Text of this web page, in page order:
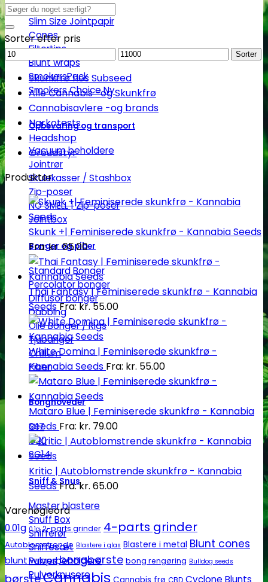
King Size Jointpapir
Slim Size Jointpapir
Cones
Filtertips
Blunt wraps
SmokersPack
Smokers Choice
Opbevaring og transport
Vacuum beholdere
Jointrør
Skulekasser / Stashbox
Zip-poser
NO SMELL | Zip-poser
Jointbox
Bonger og piber
Standard Bonger
Percolator bonger
Diffusor bonger
Dabbing
Olie Bonger / Rigs
Tjubanger
Chillum
Piber
Bonghoveder
Ø17
Ø20
SG14
Sniff & Snus
Master blastere
Snuff Box
Snifferør
Sniffesæt
Pulverbeholdere
Pulverknusere
Søg
efter:
Sorter efter pris
Mindstepris
Maks.
Sorter
Skunkfrø hos Subseed
Alle Cannabis -og Skunkfrø
Cannabisavlere -og brands
Narkotests
Headshop
Groudstyr
Produkter
Skunk +| Feminiserede skunkfrø - Kannabia Seeds
Fra:kr.65.00
Thai Fantasy | Feminiserede skunkfrø - Kannabia
SeedsFra:kr.55.00
White Domina | Feminiserede skunkfrø -
Kannabia Seeds Fra: kr. 55.00
Mataro Blue | Feminiserede skunkfrø - Kannabia
Seeds Fra: kr. 79.00
Kritic | Autoblomstrende skunkfrø - Kannabia
SeedsFra:kr. 65.00
Varenøgleord
0.01g 0.1g 2-parts grinder 4-parts grinder
Autoblomstrende Blastere i glas Blastere i metal Blunt cones
blunt wrapsbongbørste bong rengøring Bulldog seeds
børsteCannabis Cannabis frø CBD Cyclone Blunts